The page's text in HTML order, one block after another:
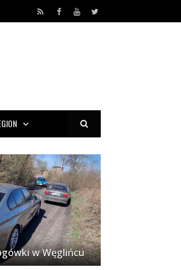
RSS Facebook
YouTube
Twitter
w Węglińcu